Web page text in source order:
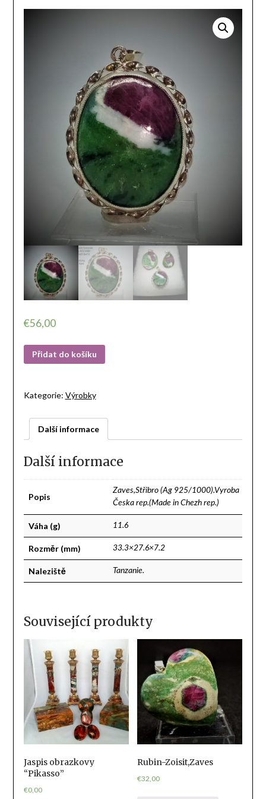
€56,00
Přidat do košíku
Kategorie: Výrobky
Další informace
Další informace
Popis
Zaves,Střibro (Ag 925/1000).Vyroba
Česka rep.(Made in Chezh rep.)
Váha (g) 11.6
Rozměr (mm) 33.3×27.6×7.2
Naleziště Tanzanie.
Související produkty
Jaspis obrazkovy
“Pikasso”
€0,00
Rubin-Zoisit,Zaves
€32,00